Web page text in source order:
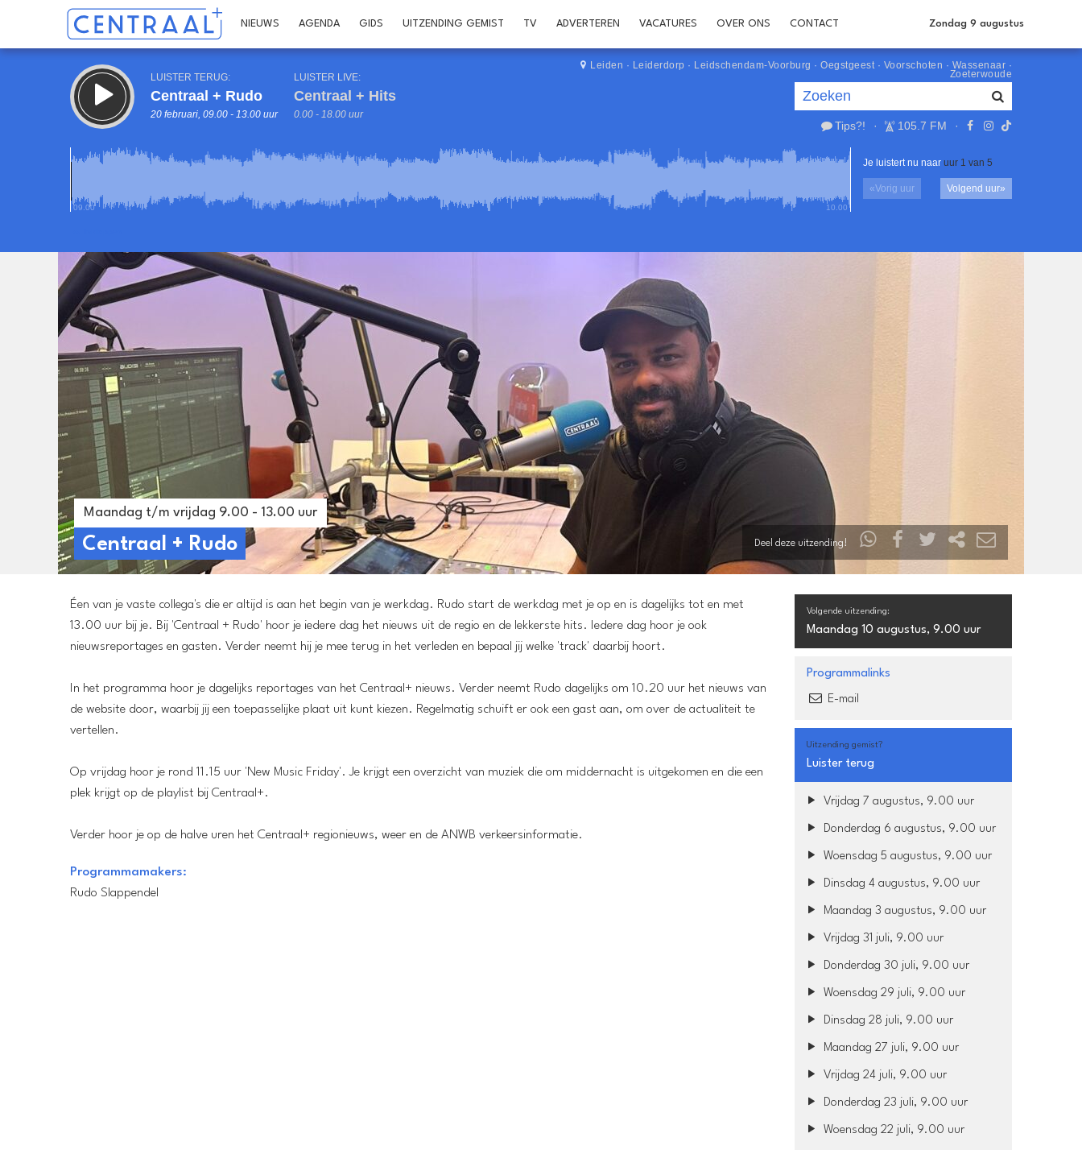
NIEUWS AGENDA GIDS UITZENDING GEMIST TV ADVERTEREN VACATURES OVER ONS CONTACT Zondag 9 augustus
LUISTER TERUG:
Centraal + Rudo
20 februari, 09.00 - 13.00 uur
LUISTER LIVE:
Centraal + Hits
0.00 - 18.00 uur
Leiden · Leiderdorp · Leidschendam-Voorburg · Oegstgeest· Voorschoten · Wassenaar ·
Zoeterwoude
Tips?! · 105.7 FM ·
09.00 10.00
Je luistert nu naar uur 1 van 5
«Vorig uur Volgend uur»
Maandag t/m vrijdag 9.00 - 13.00 uur
Centraal + Rudo Deel deze uitzending!
Éen van je vaste collega's die er altijd is aan het begin van je werkdag. Rudo start de werkdag met je op en is dagelijks tot en met
13.00 uur bij je. Bij 'Centraal + Rudo' hoor je iedere dag het nieuws uit de regio en de lekkerste hits. Iedere dag hoor je ook
nieuwsreportages en gasten. Verder neemt hij je mee terug in het verleden en bepaal jij welke 'track' daarbij hoort.
In het programma hoor je dagelijks reportages van het Centraal+ nieuws. Verder neemt Rudo dagelijks om 10.20 uur het nieuws van
de website door, waarbij jij een toepasselijke plaat uit kunt kiezen. Regelmatig schuift er ook een gast aan, om over de actualiteit te
vertellen.
Op vrijdag hoor je rond 11.15 uur 'New Music Friday'. Je krijgt een overzicht van muziek die om middernacht is uitgekomen en die een
plek krijgt op de playlist bij Centraal+.
Verder hoor je op de halve uren het Centraal+ regionieuws, weer en de ANWB verkeersinformatie.
Programmamakers:
Rudo Slappendel
Volgende uitzending:
Maandag 10 augustus, 9.00 uur
Programmalinks
E-mail
Uitzending gemist?
Luister terug
Vrijdag 7 augustus, 9.00 uur
Donderdag 6 augustus, 9.00 uur
Woensdag 5 augustus, 9.00 uur
Dinsdag 4 augustus, 9.00 uur
Maandag 3 augustus, 9.00 uur
Vrijdag 31 juli, 9.00 uur
Donderdag 30 juli, 9.00 uur
Woensdag 29 juli, 9.00 uur
Dinsdag 28 juli, 9.00 uur
Maandag 27 juli, 9.00 uur
Vrijdag 24 juli, 9.00 uur
Donderdag 23 juli, 9.00 uur
Woensdag 22 juli, 9.00 uur